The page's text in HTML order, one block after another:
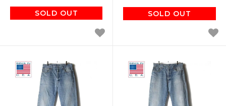
ンテージ D151
SOLD OUT
ージ D151
SOLD OUT